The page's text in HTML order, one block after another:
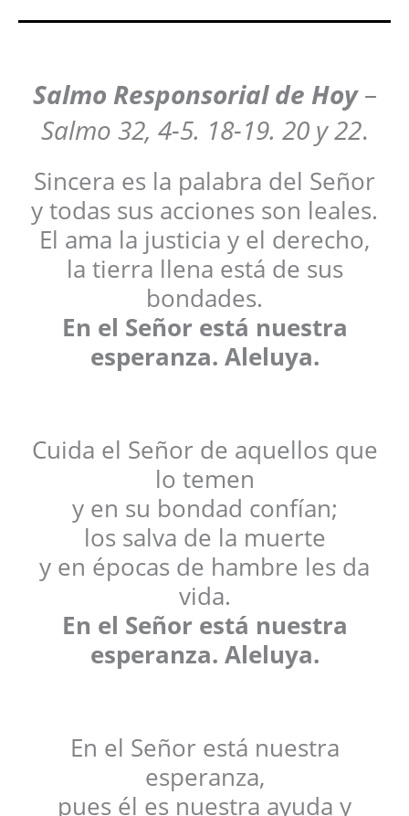
Salmo Responsorial de Hoy –
Salmo 32, 4-5. 18-19. 20 y 22.
Sincera es la palabra del Señor
y todas sus acciones son leales.
El ama la justicia y el derecho,
la tierra llena está de sus
bondades.
En el Señor está nuestra
esperanza. Aleluya.
Cuida el Señor de aquellos que
lo temen
y en su bondad confían;
los salva de la muerte
y en épocas de hambre les da
vida.
En el Señor está nuestra
esperanza. Aleluya.
En el Señor está nuestra
esperanza,
pues él es nuestra ayuda y